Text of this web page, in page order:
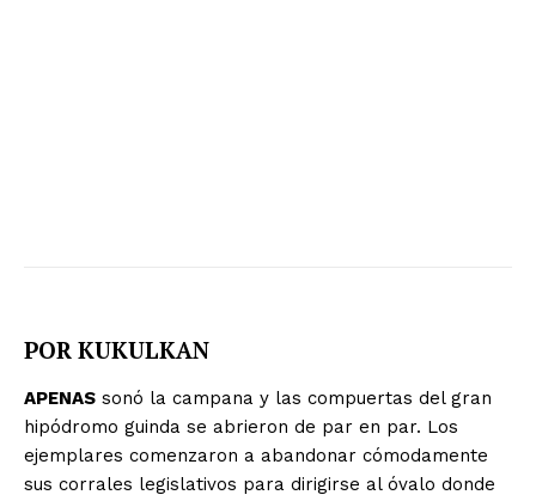
POR KUKULKAN
APENAS sonó la campana y las compuertas del gran
hipódromo guinda se abrieron de par en par. Los
ejemplares comenzaron a abandonar cómodamente
sus corrales legislativos para dirigirse al óvalo donde